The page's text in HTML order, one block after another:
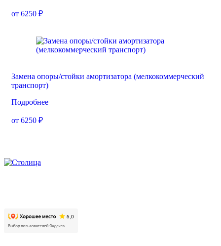
от 6250 ₽
Замена опоры/стойки амортизатора (мелкокоммерческий
транспорт)
Подробнее
от 6250 ₽